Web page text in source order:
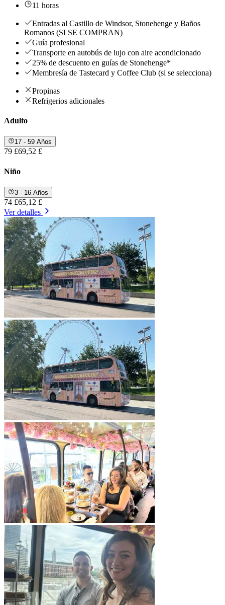
11 horas
Entradas al Castillo de Windsor, Stonehenge y Baños
Romanos (SI SE COMPRAN)
Guía profesional
Transporte en autobús de lujo con aire acondicionado
25% de descuento en guías de Stonehenge*
Membresía de Tastecard y Coffee Club (si se selecciona)
Propinas
Refrigerios adicionales
Adulto
17 - 59 Años
79 £69,52 £
Niño
3 - 16 Años
74 £65,12 £
Ver detalles